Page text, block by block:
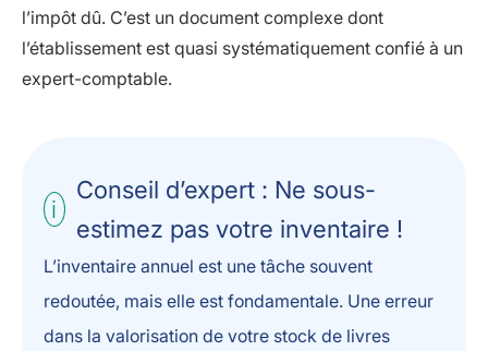
l’impôt dû. C’est un document complexe dont
l’établissement est quasi systématiquement confié à un
expert-comptable.
Conseil d’expert : Ne sous-
estimez pas votre inventaire !
L’inventaire annuel est une tâche souvent
redoutée, mais elle est fondamentale. Une erreur
dans la valorisation de votre stock de livres